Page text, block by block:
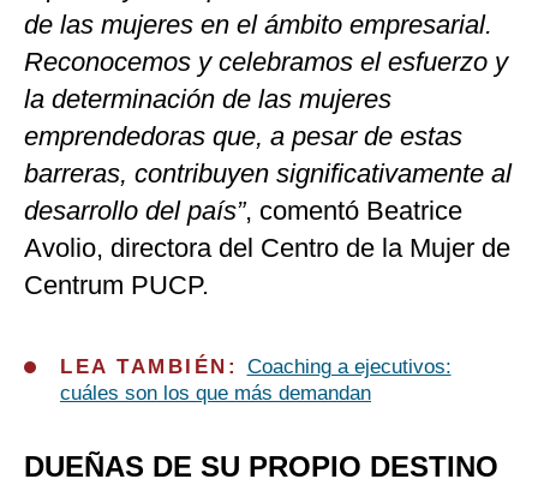
de las mujeres en el ámbito empresarial.
Reconocemos y celebramos el esfuerzo y
la determinación de las mujeres
emprendedoras que, a pesar de estas
barreras, contribuyen significativamente al
desarrollo del país”, comentó Beatrice
Avolio, directora del Centro de la Mujer de
Centrum PUCP.
LEA TAMBIÉN: Coaching a ejecutivos:
cuáles son los que más demandan
DUEÑAS DE SU PROPIO DESTINO